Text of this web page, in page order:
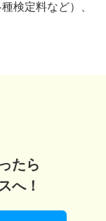
検定料など）、
たら
へ！